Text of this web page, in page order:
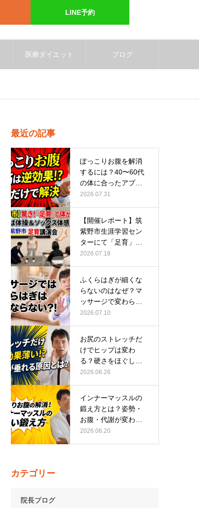
LINE予約
医療ダイエット ブログ
最近の記事
ぽっこりお腹を解消
するには？40〜60代
の体に合ったアプロ
ーチ
2026.07.31
【開催レポート】筑
紫野市生涯学習セン
ターにて「足育」講
演会に登壇し…
2026.07.18
ふくらはぎが細くな
らないのはなぜ？マ
ッサージで変わらな
い根本原因
2026.07.10
お尻のストレッチだ
けでヒップは変わ
る？硬さをほぐして
整える正しい方…
2026.06.26
インナーマッスルの
鍛え方とは？姿勢・
お腹・代謝が変わる
トレーニング…
2026.06.20
カテゴリー
院長ブログ